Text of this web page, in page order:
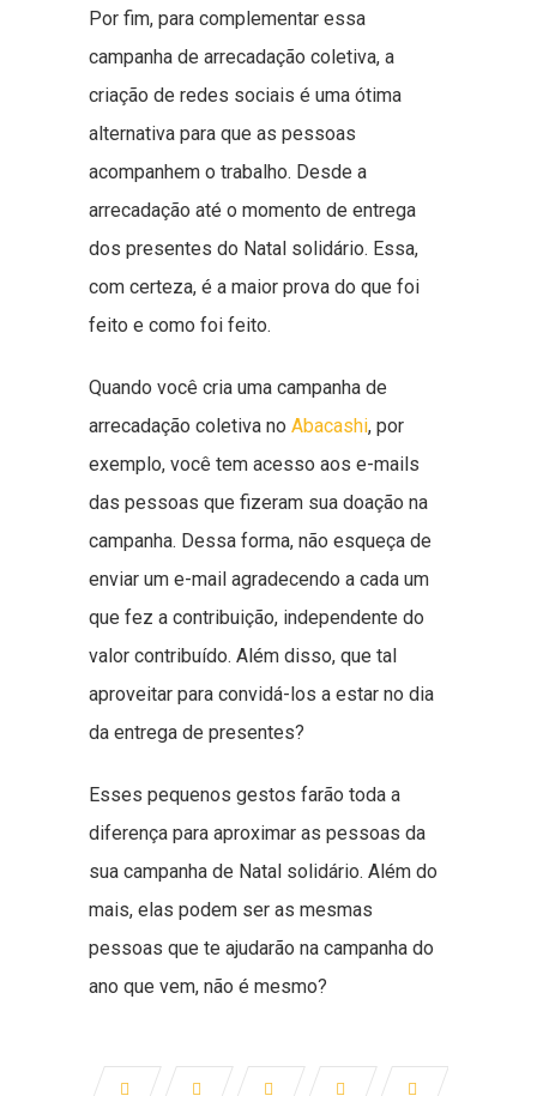
Por fim, para complementar essa
campanha de arrecadação coletiva, a
criação de redes sociais é uma ótima
alternativa para que as pessoas
acompanhem o trabalho. Desde a
arrecadação até o momento de entrega
dos presentes do Natal solidário. Essa,
com certeza, é a maior prova do que foi
feito e como foi feito.
Quando você cria uma campanha de
arrecadação coletiva no Abacashi, por
exemplo, você tem acesso aos e-mails
das pessoas que fizeram sua doação na
campanha. Dessa forma, não esqueça de
enviar um e-mail agradecendo a cada um
que fez a contribuição, independente do
valor contribuído. Além disso, que tal
aproveitar para convidá-los a estar no dia
da entrega de presentes?
Esses pequenos gestos farão toda a
diferença para aproximar as pessoas da
sua campanha de Natal solidário. Além do
mais, elas podem ser as mesmas
pessoas que te ajudarão na campanha do
ano que vem, não é mesmo?